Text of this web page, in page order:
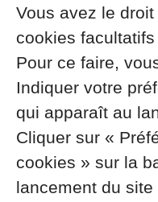
Vous avez le
cookies
Pour ce faire,
Indiquer votre
qui apparaît au
Cliquer sur «
cookies » sur la
lancement du